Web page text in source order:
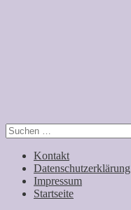
Suchen
nach:
Kontakt
Datenschutzerklärung
Impressum
Startseite